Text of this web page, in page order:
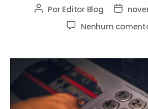
Por Editor Blog
Nenhum